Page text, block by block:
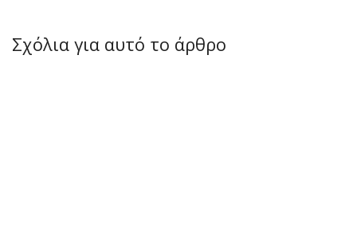
Σχόλια για αυτό το άρθρο